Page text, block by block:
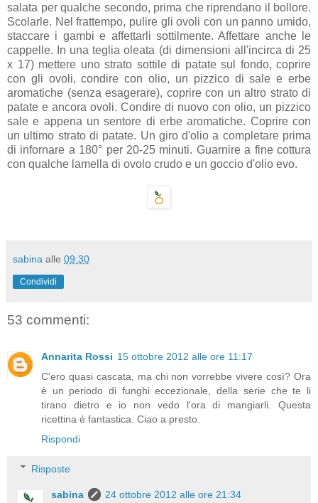
salata per qualche secondo, prima che riprendano il bollore.
Scolarle. Nel frattempo, pulire gli ovoli con un panno umido,
staccare i gambi e affettarli sottilmente. Affettare anche le
cappelle. In una teglia oleata (di dimensioni all'incirca di 25
x 17) mettere uno strato sottile di patate sul fondo, coprire
con gli ovoli, condire con olio, un pizzico di sale e erbe
aromatiche (senza esagerare), coprire con un altro strato di
patate e ancora ovoli. Condire di nuovo con olio, un pizzico
sale e appena un sentore di erbe aromatiche. Coprire con
un ultimo strato di patate. Un giro d'olio a completare prima
di infornare a 180° per 20-25 minuti. Guarnire a fine cottura
con qualche lamella di ovolo crudo e un goccio d'olio evo.
sabina alle 09:30
Condividi
53 commenti:
Annarita Rossi 15 ottobre 2012 alle ore 11:17
C'ero quasi cascata, ma chi non vorrebbe vivere così? Ora
è un periodo di funghi eccezionale, della serie che te li
tirano dietro e io non vedo l'ora di mangiarli. Questa
ricettina è fantastica. Ciao a presto.
Rispondi
Risposte
sabina 24 ottobre 2012 alle ore 21:34